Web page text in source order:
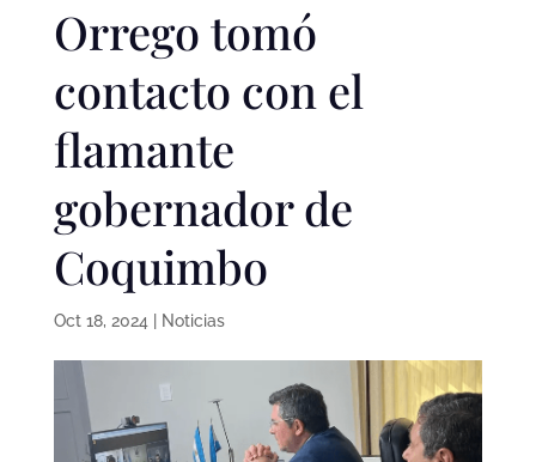
Orrego tomó
contacto con el
flamante
gobernador de
Coquimbo
Oct 18, 2024 Noticias